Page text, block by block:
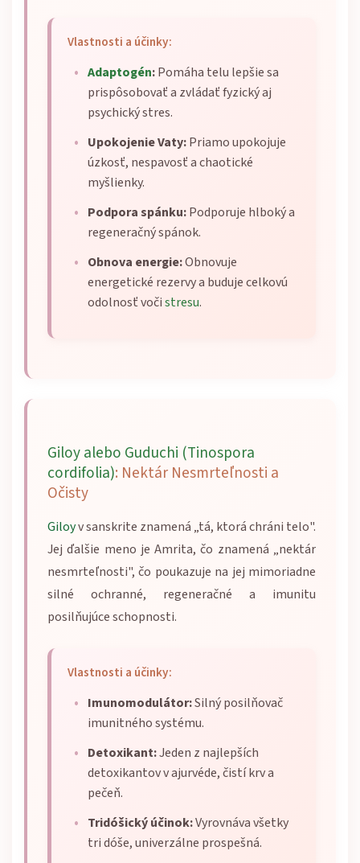
Vlastnosti a účinky:
Adaptogén:Pomáha telu lepšie sa
prispôsobovať a zvládať fyzický aj
psychický stres.
Upokojenie Vaty:Priamo upokojuje
úzkosť, nespavosť a chaotické
myšlienky.
Podpora spánku:Podporuje hlboký a
regeneračný spánok.
Obnova energie:Obnovuje
energetické rezervy a buduje celkovú
odolnosť vočistresu.
Giloy alebo Guduchi (Tinospora
cordifolia): Nektár Nesmrteľnosti a
Očisty
Giloyv sanskrite znamená „tá, ktorá chráni telo".
Jej ďalšie meno je Amrita, čo znamená „nektár
nesmrteľnosti", čo poukazuje na jej mimoriadne
silné ochranné, regeneračné a imunitu
posilňujúce schopnosti.
Vlastnosti a účinky:
Imunomodulátor:Silný posilňovač
imunitného systému.
Detoxikant:Jeden z najlepších
detoxikantov v ajurvéde, čistí krv a
pečeň.
Tridóšický účinok:Vyrovnáva všetky
tri dóše, univerzálne prospešná.